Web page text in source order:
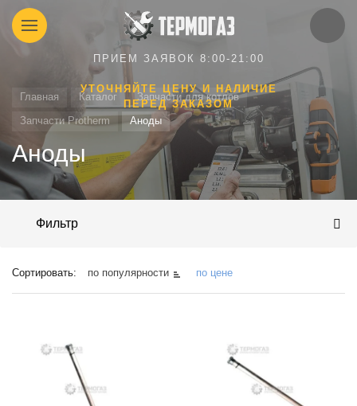
ПРИЕМ ЗАЯВОК 8:00-21:00
УТОЧНЯЙТЕ ЦЕНУ И НАЛИЧИЕ
ПЕРЕД ЗАКАЗОМ
Главная Каталог
Запчасти для котлов
Запчасти Protherm
Аноды
Аноды
Фильтр
Сортировать: по популярности по цене